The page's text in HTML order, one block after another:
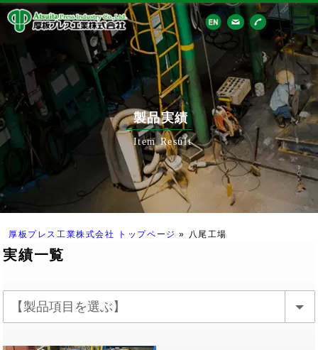
製品実績
Item Result
厚板プレス工業株式会社 トップページ » 八尾工場
実績一覧